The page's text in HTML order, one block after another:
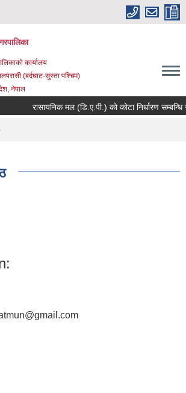
कार्यालय
(बर्दघाट-सुस्ता पश्चिम)
नेपाल
रासायनिक मल (डि.ए.पी.) को कोटा निर्धारण सम्बन्धि